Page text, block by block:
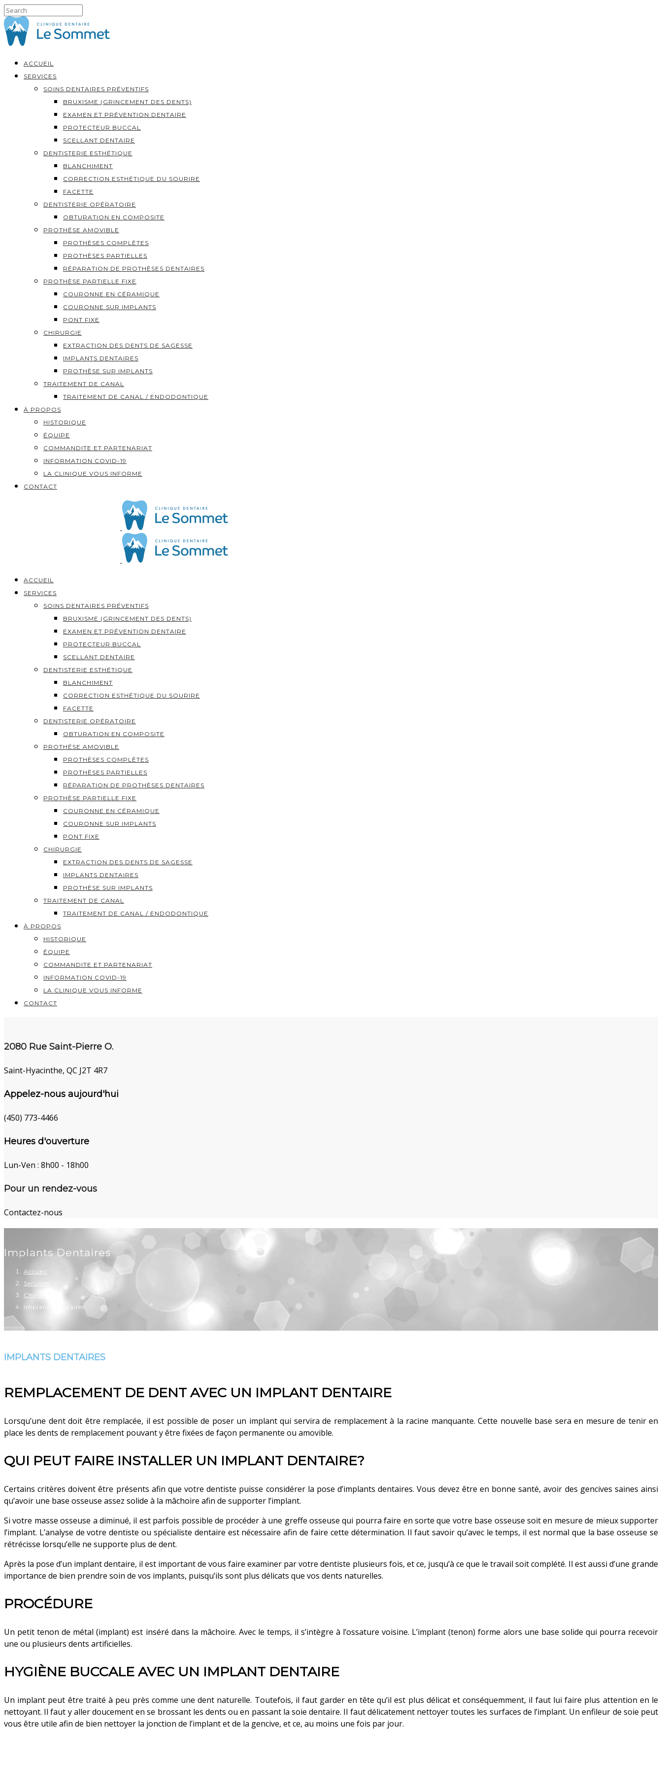
ACCUEIL
SERVICES
SOINS DENTAIRES PRÉVENTIFS
BRUXISME (GRINCEMENT DES DENTS)
EXAMEN ET PRÉVENTION DENTAIRE
PROTECTEUR BUCCAL
SCELLANT DENTAIRE
DENTISTERIE ESTHÉTIQUE
BLANCHIMENT
CORRECTION ESTHÉTIQUE DU SOURIRE
FACETTE
DENTISTERIE OPÉRATOIRE
OBTURATION EN COMPOSITE
PROTHÉSE AMOVIBLE
PROTHÈSES COMPLÈTES
PROTHÈSES PARTIELLES
RÉPARATION DE PROTHÈSES DENTAIRES
PROTHÈSE PARTIELLE FIXE
COURONNE EN CÉRAMIQUE
COURONNE SUR IMPLANTS
PONT FIXE
CHIRURGIE
EXTRACTION DES DENTS DE SAGESSE
IMPLANTS DENTAIRES
PROTHÈSE SUR IMPLANTS
TRAITEMENT DE CANAL
TRAITEMENT DE CANAL / ENDODONTIQUE
À PROPOS
HISTORIQUE
ÉQUIPE
COMMANDITE ET PARTENARIAT
INFORMATION COVID-19
LA CLINIQUE VOUS INFORME
CONTACT
ACCUEIL
SERVICES
SOINS DENTAIRES PRÉVENTIFS
BRUXISME (GRINCEMENT DES DENTS)
EXAMEN ET PRÉVENTION DENTAIRE
PROTECTEUR BUCCAL
SCELLANT DENTAIRE
DENTISTERIE ESTHÉTIQUE
BLANCHIMENT
CORRECTION ESTHÉTIQUE DU SOURIRE
FACETTE
DENTISTERIE OPÉRATOIRE
OBTURATION EN COMPOSITE
PROTHÉSE AMOVIBLE
PROTHÈSES COMPLÈTES
PROTHÈSES PARTIELLES
RÉPARATION DE PROTHÈSES DENTAIRES
PROTHÈSE PARTIELLE FIXE
COURONNE EN CÉRAMIQUE
COURONNE SUR IMPLANTS
PONT FIXE
CHIRURGIE
EXTRACTION DES DENTS DE SAGESSE
IMPLANTS DENTAIRES
PROTHÈSE SUR IMPLANTS
TRAITEMENT DE CANAL
TRAITEMENT DE CANAL / ENDODONTIQUE
À PROPOS
HISTORIQUE
ÉQUIPE
COMMANDITE ET PARTENARIAT
INFORMATION COVID-19
LA CLINIQUE VOUS INFORME
CONTACT
2080 Rue Saint-Pierre O.
Saint-Hyacinthe, QC J2T 4R7
Appelez-nous aujourd'hui
(450) 773-4466
Heures d'ouverture
Lun-Ven : 8h00 - 18h00
Pour un rendez-vous
Contactez-nous
Implants Dentaires
Accueil
Services
Chirurgie
Implants dentaires
IMPLANTS DENTAIRES
REMPLACEMENT DE DENT AVEC UN IMPLANT DENTAIRE
Lorsqu’une dent doit être remplacée, il est possible de poser un implant qui servira de remplacement à la racine manquante. Cette nouvelle base sera en mesure de tenir en
place les dents de remplacement pouvant y être fixées de façon permanente ou amovible.
QUI PEUT FAIRE INSTALLER UN IMPLANT DENTAIRE?
Certains critères doivent être présents afin que votre dentiste puisse considérer la pose d’implants dentaires. Vous devez être en bonne santé, avoir des gencives saines ainsi
qu’avoir une base osseuse assez solide à la mâchoire afin de supporter l’implant.
Si votre masse osseuse a diminué, il est parfois possible de procéder à une greffe osseuse qui pourra faire en sorte que votre base osseuse soit en mesure de mieux supporter
l’implant. L’analyse de votre dentiste ou spécialiste dentaire est nécessaire afin de faire cette détermination. Il faut savoir qu’avec le temps, il est normal que la base osseuse se
rétrécisse lorsqu’elle ne supporte plus de dent.
Après la pose d’un implant dentaire, il est important de vous faire examiner par votre dentiste plusieurs fois, et ce, jusqu’à ce que le travail soit complété. Il est aussi d’une grande
importance de bien prendre soin de vos implants, puisqu’ils sont plus délicats que vos dents naturelles.
PROCÉDURE
Un petit tenon de métal (implant) est inséré dans la mâchoire. Avec le temps, il s’intègre à l’ossature voisine. L’implant (tenon) forme alors une base solide qui pourra recevoir
une ou plusieurs dents artificielles.
HYGIÈNE BUCCALE AVEC UN IMPLANT DENTAIRE
Un implant peut être traité à peu près comme une dent naturelle. Toutefois, il faut garder en tête qu’il est plus délicat et conséquemment, il faut lui faire plus attention en le
nettoyant. Il faut y aller doucement en se brossant les dents ou en passant la soie dentaire. Il faut délicatement nettoyer toutes les surfaces de l’implant. Un enfileur de soie peut
vous être utile afin de bien nettoyer la jonction de l’implant et de la gencive, et ce, au moins une fois par jour.